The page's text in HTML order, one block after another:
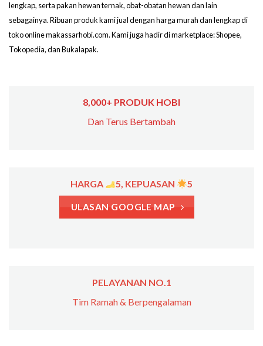
lengkap, serta pakan hewan ternak, obat-obatan hewan dan lain
sebagainya. Ribuan produk kami jual dengan harga murah dan lengkap di
toko online makassarhobi.com. Kami juga hadir di marketplace: Shopee,
Tokopedia, dan Bukalapak.
8,000+ PRODUK HOBI
Dan Terus Bertambah
HARGA 5, KEPUASAN 5
ULASAN GOOGLE MAP
PELAYANAN NO.1
Tim Ramah & Berpengalaman